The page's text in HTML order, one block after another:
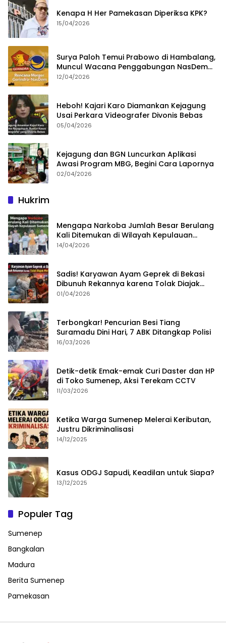
Kenapa H Her Pamekasan Diperiksa KPK?
15/04/2026
Surya Paloh Temui Prabowo di Hambalang,
Muncul Wacana Penggabungan NasDem
dan Gerindra
12/04/2026
Heboh! Kajari Karo Diamankan Kejagung
Usai Perkara Videografer Divonis Bebas
05/04/2026
Kejagung dan BGN Luncurkan Aplikasi
Awasi Program MBG, Begini Cara Lapornya
02/04/2026
Hukrim
Mengapa Narkoba Jumlah Besar Berulang
Kali Ditemukan di Wilayah Kepulauan
Sumenep?
14/04/2026
Sadis! Karyawan Ayam Geprek di Bekasi
Dibunuh Rekannya karena Tolak Diajak
Merampok Majikan
01/04/2026
Terbongkar! Pencurian Besi Tiang
Suramadu Dini Hari, 7 ABK Ditangkap Polisi
16/03/2026
Detik-detik Emak-emak Curi Daster dan HP
di Toko Sumenep, Aksi Terekam CCTV
11/03/2026
Ketika Warga Sumenep Melerai Keributan,
Justru Dikriminalisasi
14/12/2025
Kasus ODGJ Sapudi, Keadilan untuk Siapa?
13/12/2025
Populer Tag
Sumenep
Bangkalan
Madura
Berita Sumenep
Pamekasan